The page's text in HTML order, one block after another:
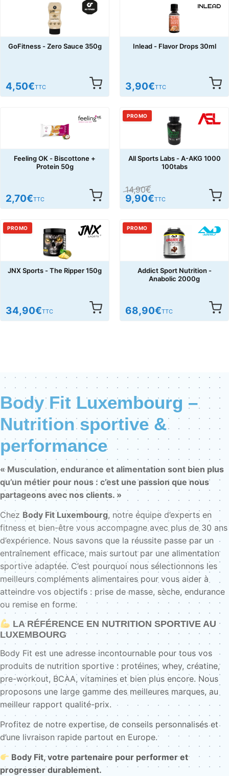
GoFitness - Zero Sauce 350g
4,50€TTC
Inlead - Flavor Drops 30ml
3,90€TTC
Feeling OK - Biscottone +
Protein 50g
2,70€TTC
PROMO
All Sports Labs - A-AKG 1000
100tabs
14,90€
9,90€TTC
PROMO
JNX Sports - The Ripper 150g
34,90€TTC
PROMO
Addict Sport Nutrition -
Anabolic 2000g
68,90€TTC
Body Fit Luxembourg –
Nutrition sportive &
performance
« Musculation, endurance et alimentation sont bien plus
qu’un métier pour nous : c’est une passion que nous
partageons avec nos clients. »
Chez Body Fit Luxembourg, notre équipe d’experts en
fitness et bien-être vous accompagne avec plus de 30 ans
d’expérience. Nous savons que la réussite passe par un
entraînement efficace, mais surtout par une alimentation
sportive adaptée. C’est pourquoi nous sélectionnons les
meilleurs compléments alimentaires pour vous aider à
atteindre vos objectifs : prise de masse, sèche, endurance
ou remise en forme.
LA RÉFÉRENCE EN NUTRITION SPORTIVE AU
LUXEMBOURG
Body Fit est une adresse incontournable pour tous vos
produits de nutrition sportive : protéines, whey, créatine,
pre-workout, BCAA, vitamines et bien plus encore. Nous
proposons une large gamme des meilleures marques, au
meilleur rapport qualité-prix.
Profitez de notre expertise, de conseils personnalisés et
d’une livraison rapide partout en Europe.
Body Fit, votre partenaire pour performer et
progresser durablement.